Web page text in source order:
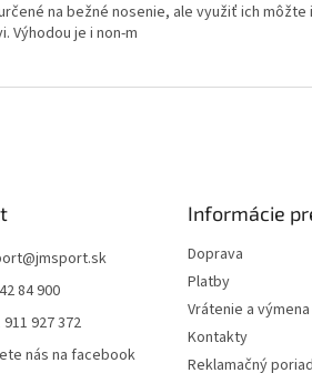
na bežné nosenie, ale využiť ich
Výhodou je i non-m
@jmsport.sk
84 900
911 927 372
nás na facebook
Informácie
Doprava
Platby
Vrátenie a výmena
Kontakty
Reklamačný